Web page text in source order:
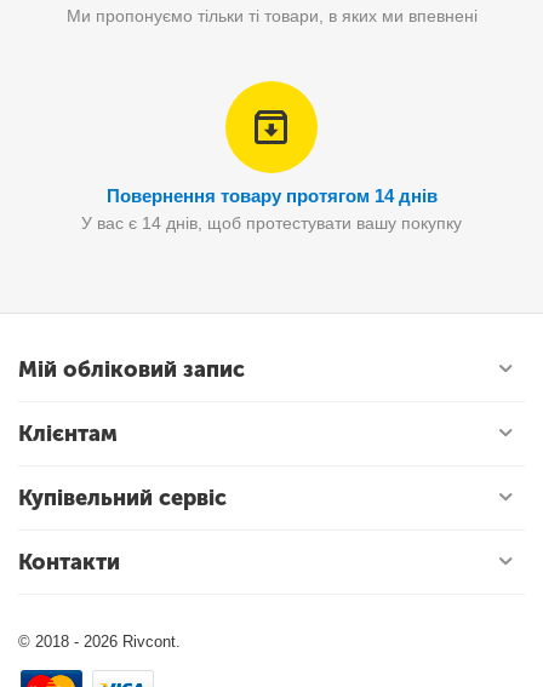
Ми пропонуємо тільки ті товари, в яких ми впевнені
Повернення товару протягом 14 днів
У вас є 14 днів, щоб протестувати вашу покупку
Мій обліковий запис
Клієнтам
Купівельний сервіс
Контакти
© 2018 - 2026 Rivcont.